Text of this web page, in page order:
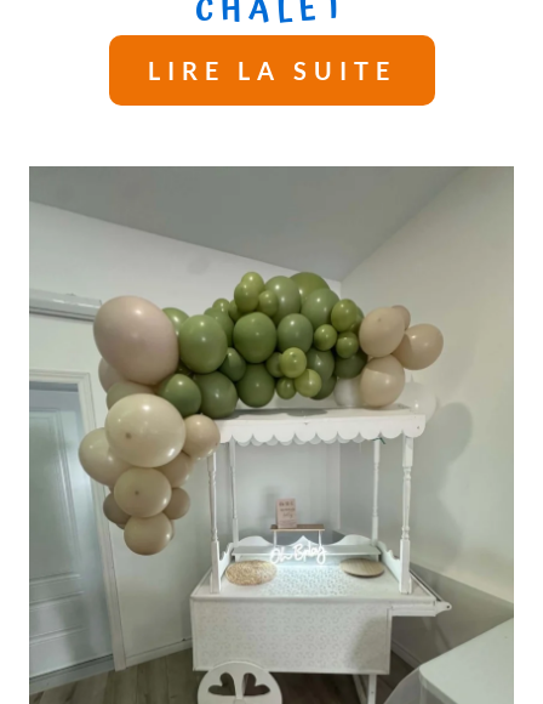
LIRE LA SUITE